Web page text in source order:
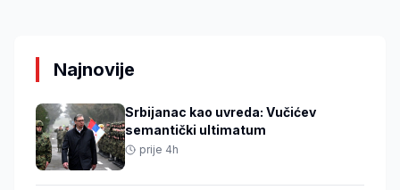
Najnovije
Srbijanac kao uvreda: Vučićev
semantički ultimatum
prije 4h